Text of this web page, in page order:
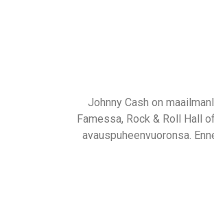
Johnny Cash on
Famessa, Rock & Roll Hall
avauspuheenvuoronsa.